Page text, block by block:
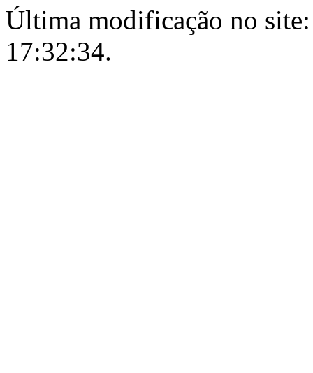
Última modificação no
17:32:34.